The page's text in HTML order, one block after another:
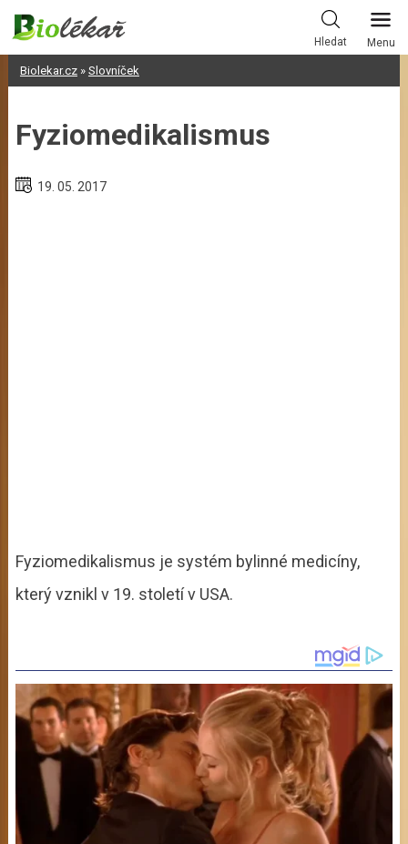
Skip
content
Hledat Menu
Biolekar.cz» Slovníček
Fyziomedikalismus
19. 05. 2017
Fyziomedikalismus je systém bylinné medicíny,
který vznikl v 19. století v USA.